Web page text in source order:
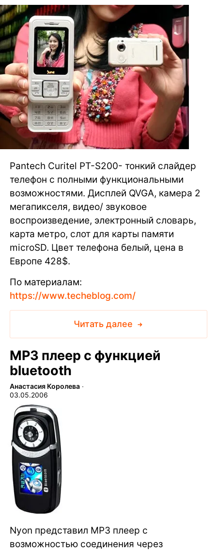
Pantech Curitel PT-S200- тонкий слайдер
телефон с полными функциональными
возможностями. Дисплей QVGA, камера 2
мегапикселя, видео/ звуковое
воспроизведение, электронный словарь,
карта метро, слот для карты памяти
microSD. Цвет телефона белый, цена в
Европе 428$.
По материалам:
https://www.techeblog.com/
Читать далее
МР3 плеер с функцией
bluetooth
Анастасия Королева ∙
03.05.2006
Nyon представил МР3 плеер с
возможностью соединения через